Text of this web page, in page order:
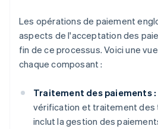
Les opérations de paiement
aspects de l'acceptation des
fin de ce processus. Voici une
chaque composant :
Traitement des paiements :
vérification et traitement des
inclut la gestion des